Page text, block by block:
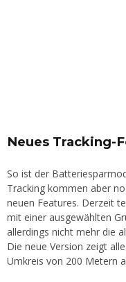
Neues Tracking-
So ist der
Tracking kommen aber
neuen Features. Derzeit
mit einer ausgewählten
allerdings nicht mehr die
Die neue Version zeigt
Umkreis von 200 Metern